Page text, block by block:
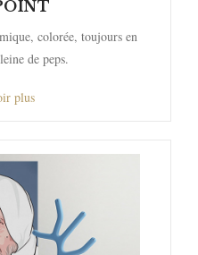
colorée, toujours en
de peps.
plus